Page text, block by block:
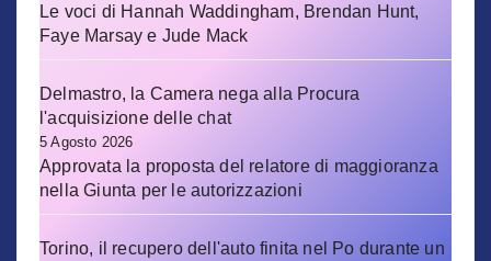
Le voci di Hannah Waddingham, Brendan Hunt,
Faye Marsay e Jude Mack
Delmastro, la Camera nega alla Procura
l'acquisizione delle chat
5 Agosto 2026
Approvata la proposta del relatore di maggioranza
nella Giunta per le autorizzazioni
Torino, il recupero dell'auto finita nel Po durante un